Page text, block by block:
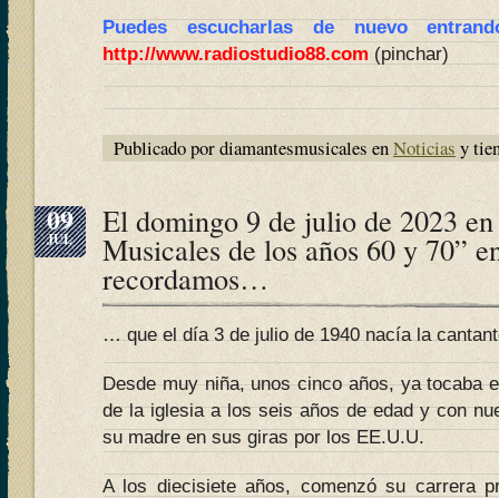
Puedes escucharlas de nuevo
http://www.radiostudio88.com (pinchar)
Publicado por diamantesmusicales enNoticias y
09
JUL El domingo 9 de julio de 2023
Musicales de los años 60 y 70”
recordamos…
… que el día 3 de julio de 1940 nacía la
Desde muy niña, unos cinco años, ya tocaba
de la iglesia a los seis años de edad y con
su madre en sus giras por los EE.U.U.
A los diecisiete años, comenzó su carrera